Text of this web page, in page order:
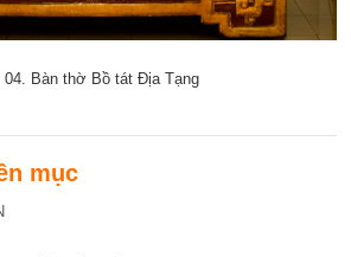
04. Bàn thờ Bồ tát Địa Tạng
mục